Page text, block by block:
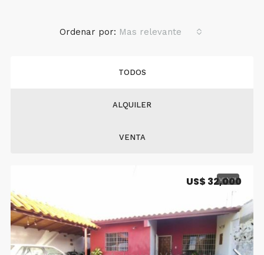
TODOS
ALQUILER
VENTA
Ordenar por: Mas relevante
VENTA
US$ 32,000